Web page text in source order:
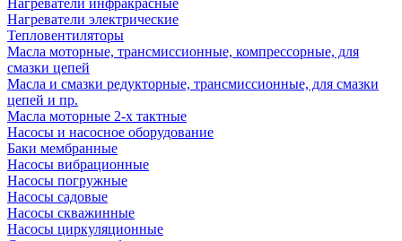
Нагреватели инфракрасные
Нагреватели электрические
Тепловентиляторы
Масла моторные, трансмиссионные, компрессорные, для
смазки цепей
Масла и смазки редукторные, трансмиссионные, для смазки
цепей и пр.
Масла моторные 2-х тактные
Насосы и насосное оборудование
Баки мембранные
Насосы вибрационные
Насосы погружные
Насосы садовые
Насосы скважинные
Насосы циркуляционные